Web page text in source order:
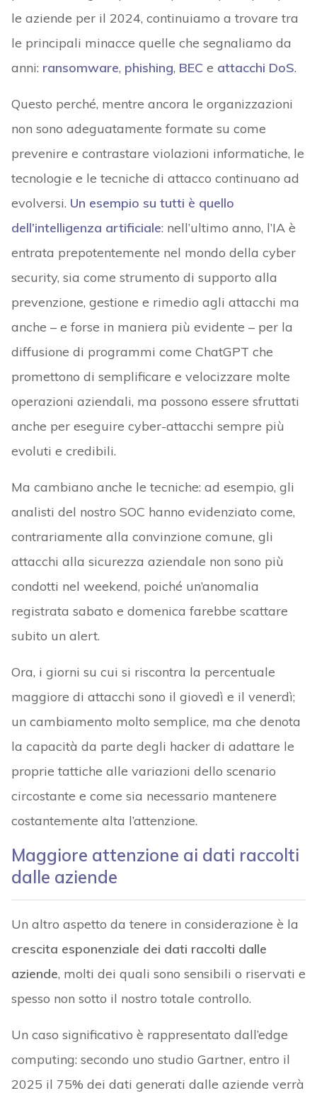
le aziende per il 2024, continuiamo a trovare tra
le principali minacce quelle che segnaliamo da
anni: ransomware, phishing, BECe attacchi DoS.
Questo perché, mentre ancora le organizzazioni
non sono adeguatamente formate su come
prevenire e contrastare violazioni informatiche, le
tecnologie e le tecniche di attacco continuano ad
evolversi. Un esempio su tutti è quello
dell’intelligenza artificiale: nell’ultimo anno, l’IA è
entrata prepotentemente nel mondo della cyber
security, sia come strumento di supporto alla
prevenzione, gestione e rimedio agli attacchi ma
anche – e forse in maniera più evidente – per la
diffusione di programmi come ChatGPT che
promettono di semplificare e velocizzare molte
operazioni aziendali, ma possono essere sfruttati
anche per eseguire cyber-attacchi sempre più
evoluti e credibili.
Ma cambiano anche le tecniche: ad esempio, gli
analisti del nostro SOC hanno evidenziato come,
contrariamente alla convinzione comune, gli
attacchi alla sicurezza aziendale non sono più
condotti nel weekend, poiché un’anomalia
registrata sabato e domenica farebbe scattare
subito un alert.
Ora, i giorni su cui si riscontra la percentuale
maggiore di attacchi sono il giovedì e il venerdì;
un cambiamento molto semplice, ma che denota
la capacità da parte degli hacker di adattare le
proprie tattiche alle variazioni dello scenario
circostante e come sia necessario mantenere
costantemente alta l’attenzione.
Maggiore attenzione ai dati raccolti
dalle aziende
Un altro aspetto da tenere in considerazione è la
crescita esponenziale dei dati raccolti dalle
aziende, molti dei quali sono sensibili o riservati e
spesso non sotto il nostro totale controllo.
Un caso significativo è rappresentato dall’edge
computing: secondo uno studio Gartner, entro il
2025 il 75% dei dati generati dalle aziende verrà